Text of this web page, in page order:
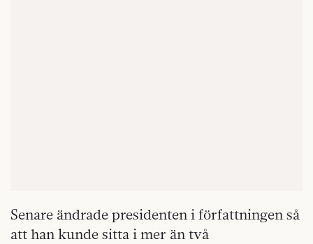
Senare ändrade presidenten i författningen så
att han kunde sitta i mer än två